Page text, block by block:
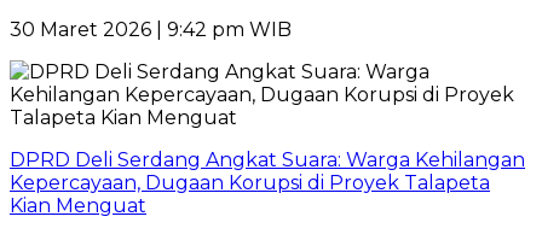
30 Maret 2026 | 9:42 pm WIB
DPRD Deli Serdang Angkat Suara: Warga Kehilangan
Kepercayaan, Dugaan Korupsi di Proyek Talapeta
Kian Menguat